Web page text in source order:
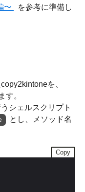
〜
を参考に準備し
を、
す。
シェルスクリプト
とし、メソッド名
Copy